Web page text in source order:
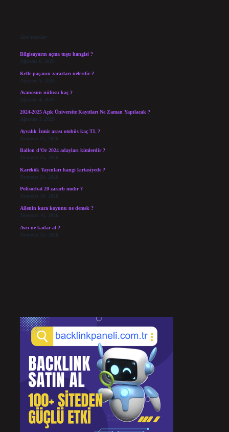
Son Yazılar
Bilgisayarın açma tuşu hangisi ?
Ağustos 6, 2026
Kelle paçanın zararları nelerdir ?
Ağustos 5, 2026
Avanosun nüfusu kaç ?
Ağustos 4, 2026
2024-2025 Açık Üniversite Kayıtları Ne Zaman Yapılacak ?
Ağustos 3, 2026
Ayvalık İzmir arası otobüs kaç TL ?
Temmuz 27, 2026
Ballon d’Or 2024 adayları kimlerdir ?
Temmuz 25, 2026
Karekök Yayınları hangi kırtasiyede ?
Temmuz 24, 2026
Polisorbat 20 zararlı mıdır ?
Temmuz 18, 2026
Ailenin kara koyunu ne demek ?
Temmuz 16, 2026
Avcı ne kadar al ?
Temmuz 15, 2026